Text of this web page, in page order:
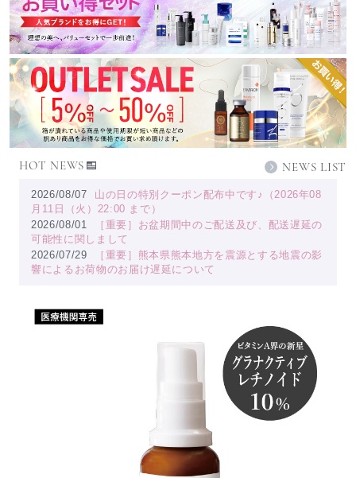
HOT NEWS NEWS LIST
2026/08/07
山の日の特別クーポン配布中です♪（2026年08
月11日（火）22:00 まで）
2026/08/01
［重要］お盆期間中のご配送及び、配送遅延の
可能性に関しまして
2026/07/29
［重要］熊本県熊本地方を震源とする地震の影
響によるお荷物のお届け遅延について